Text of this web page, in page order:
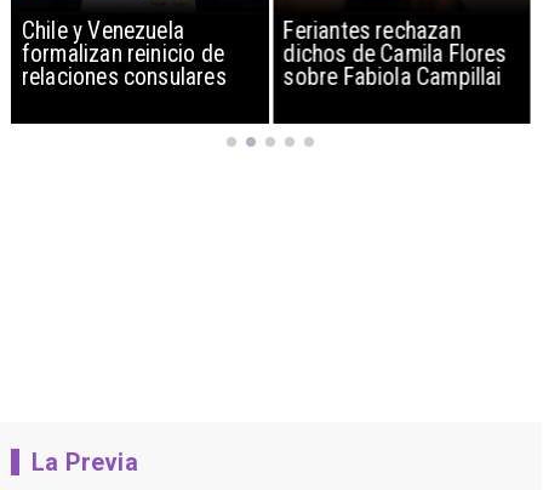
Chile y Venezuela
formalizan reinicio de
relaciones consulares
Feriantes rechazan
dichos de Camila Flores
sobre Fabiola Campillai
La Previa